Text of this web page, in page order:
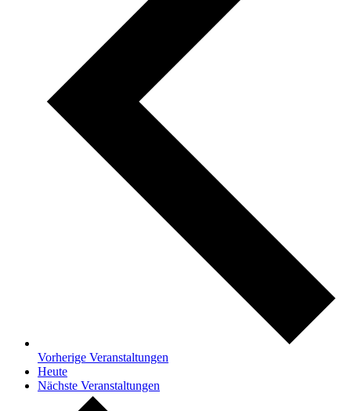
Vorherige Veranstaltungen
Heute
Nächste Veranstaltungen